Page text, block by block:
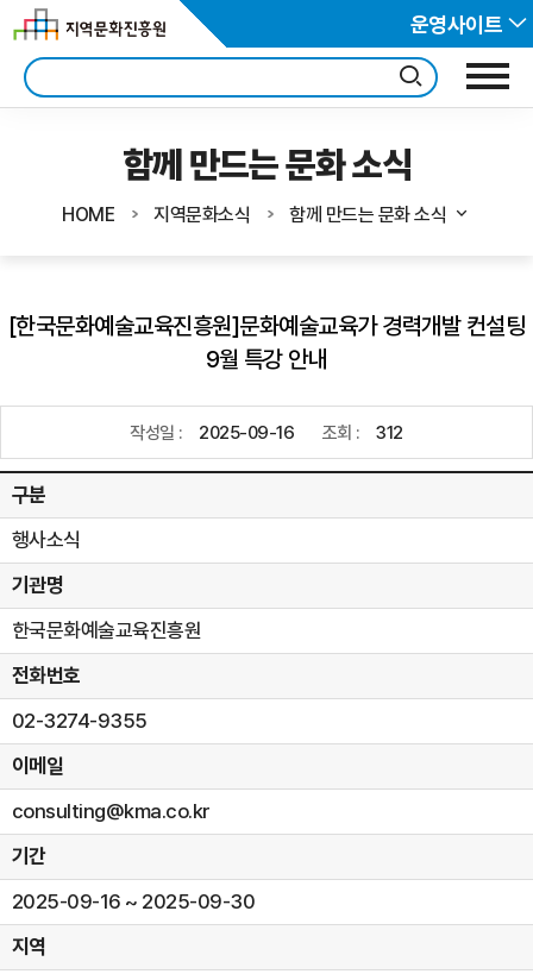
운영사이트
함께 만드는 문화 소식
HOME 지역문화소식 함께 만드는 문화 소식
[한국문화예술교육진흥원]문화예술교육가 경력개발 컨설팅
9월 특강 안내
작성일 : 2025-09-16 조회 : 312
구분
행사소식
기관명
한국문화예술교육진흥원
전화번호
02-3274-9355
이메일
consulting@kma.co.kr
기간
2025-09-16 ~ 2025-09-30
지역